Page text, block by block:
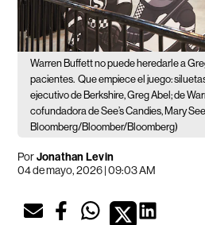
Warren Buffett no puede heredarle a
pacientes. Que empiece el juego:
ejecutivo de Berkshire, Greg Abel; de
cofundadora de See’s Candies, Mary
Bloomberg/Bloomber/Bloomberg)
PorJonathan Levin
04 de mayo, 2026 | 09:03 AM